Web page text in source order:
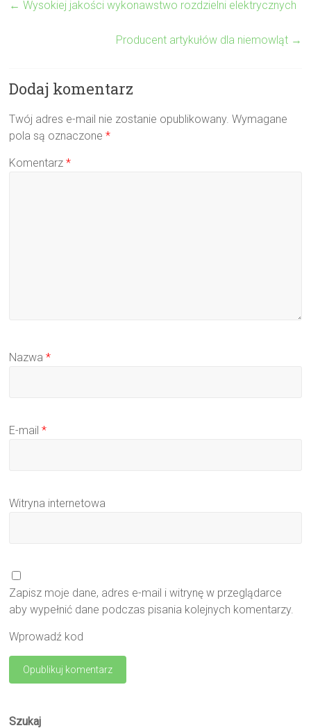
← Wysokiej jakości wykonawstwo rozdzielni elektrycznych
Producent artykułów dla niemowląt →
Dodaj komentarz
Twój adres e-mail nie zostanie opublikowany. Wymagane
pola są oznaczone*
Komentarz*
Nazwa*
E-mail*
Witryna internetowa
Zapisz moje dane, adres e-mail i witrynę w przeglądarce
aby wypełnić dane podczas pisania kolejnych komentarzy.
Wprowadź kod
Szukaj